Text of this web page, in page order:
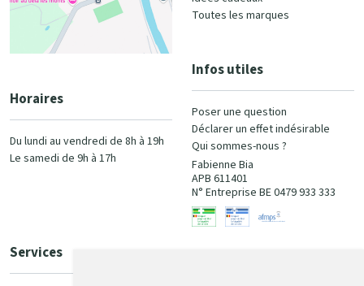
Horaires
Du lundi au vendredi de 8h à 19h
Le samedi de 9h à 17h
Toutes les marques
Infos utiles
Poser une question
Déclarer un effet indésirable
Qui sommes-nous ?
Fabienne Bia
APB 611401
N° Entreprise BE 0479 933 333
Services